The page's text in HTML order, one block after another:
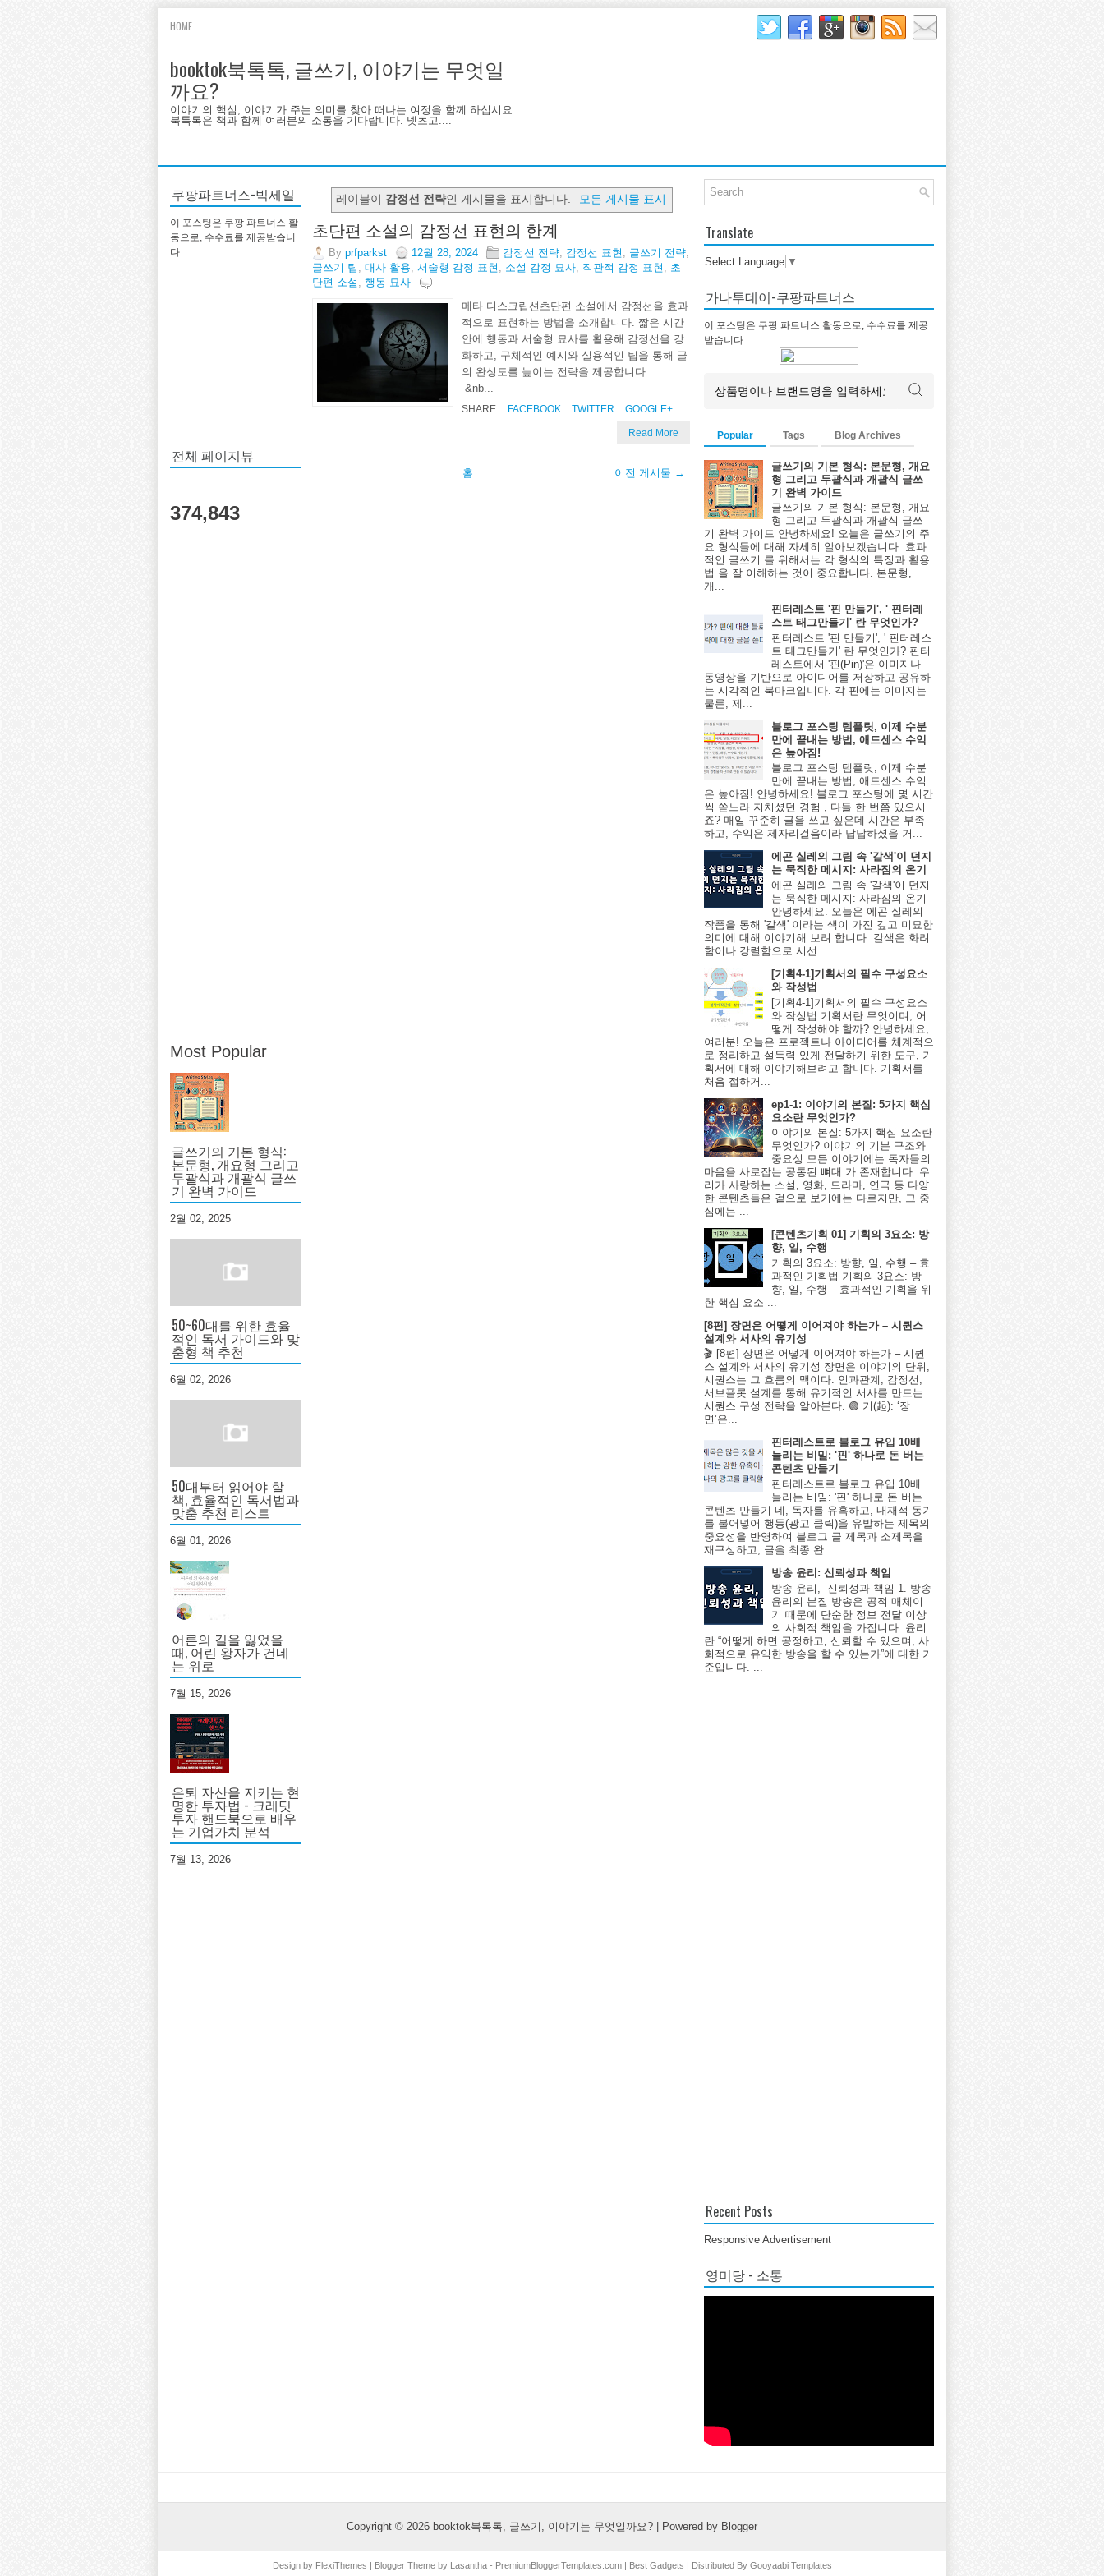
HOME
booktok북톡톡, 글쓰기, 이야기는 무엇일
까요?
이야기의 핵심, 이야기가 주는 의미를 찾아 떠나는 여정을 함께 하십시요.
북톡톡은 책과 함께 여러분의 소통을 기다랍니다. 넷츠고....
쿠팡파트너스-빅세일
이 포스팅은 쿠팡 파트너스 활
동으로, 수수료를 제공받습니
다
전체 페이지뷰
374,843
Most Popular
글쓰기의 기본 형식:
본문형, 개요형 그리고
두괄식과 개괄식 글쓰
기 완벽 가이드
2월 02, 2025
50~60대를 위한 효율
적인 독서 가이드와 맞
춤형 책 추천
6월 02, 2026
50대부터 읽어야 할
책, 효율적인 독서법과
맞춤 추천 리스트
6월 01, 2026
어른의 길을 잃었을
때, 어린 왕자가 건네
는 위로
7월 15, 2026
은퇴 자산을 지키는 현
명한 투자법 - 크레딧
투자 핸드북으로 배우
는 기업가치 분석
7월 13, 2026
레이블이 감정선 전략인 게시물을 표시합니다. 모든 게시물 표시
초단편 소설의 감정선 표현의 한계
By prfparkst 12월 28, 2024 감정선 전략 감정선 표현 글쓰기 전략
글쓰기 팁
대사 활용 서술형 감정 표현 소설 감정 묘사 직관적 감정 표현
초
단편 소설
행동 묘사
메타 디스크립션초단편 소설에서 감정선을 효과
적으로 표현하는 방법을 소개합니다. 짧은 시간
안에 행동과 서술형 묘사를 활용해 감정선을 강
화하고, 구체적인 예시와 실용적인 팁을 통해 글
의 완성도를 높이는 전략을 제공합니다.
&nb...
SHARE: FACEBOOK TWITTER GOOGLE+
Read More
이전 게시물 →
홈
Translate
Select Language ▼
가나투데이-쿠팡파트너스
이 포스팅은 쿠팡 파트너스 활동으로, 수수료를 제공
받습니다
Popular Tags Blog Archives
글쓰기의 기본 형식: 본문형, 개요
형 그리고 두괄식과 개괄식 글쓰
기 완벽 가이드
글쓰기의 기본 형식: 본문형, 개요
형 그리고 두괄식과 개괄식 글쓰
기 완벽 가이드 안녕하세요! 오늘은 글쓰기의 주
요 형식들에 대해 자세히 알아보겠습니다. 효과
적인 글쓰기 를 위해서는 각 형식의 특징과 활용
법 을 잘 이해하는 것이 중요합니다. 본문형,
개...
핀터레스트 '핀 만들기', ' 핀터레
스트 태그만들기' 란 무엇인가?
핀터레스트 '핀 만들기', ' 핀터레스
트 태그만들기' 란 무엇인가? 핀터
레스트에서 '핀(Pin)'은 이미지나
동영상을 기반으로 아이디어를 저장하고 공유하
는 시각적인 북마크입니다. 각 핀에는 이미지는
물론, 제...
블로그 포스팅 템플릿, 이제 수분
만에 끝내는 방법, 애드센스 수익
은 높아짐!
블로그 포스팅 템플릿, 이제 수분
만에 끝내는 방법, 애드센스 수익
은 높아짐! 안녕하세요! 블로그 포스팅에 몇 시간
씩 쏟느라 지치셨던 경험 , 다들 한 번쯤 있으시
죠? 매일 꾸준히 글을 쓰고 싶은데 시간은 부족
하고, 수익은 제자리걸음이라 답답하셨을 거...
에곤 실레의 그림 속 '갈색'이 던지
는 묵직한 메시지: 사라짐의 온기
에곤 실레의 그림 속 '갈색'이 던지
는 묵직한 메시지: 사라짐의 온기
안녕하세요. 오늘은 에곤 실레의
작품을 통해 '갈색' 이라는 색이 가진 깊고 미묘한
의미에 대해 이야기해 보려 합니다. 갈색은 화려
함이나 강렬함으로 시선...
[기획4-1]기획서의 필수 구성요소
와 작성법
[기획4-1]기획서의 필수 구성요소
와 작성법 기획서란 무엇이며, 어
떻게 작성해야 할까? 안녕하세요,
여러분! 오늘은 프로젝트나 아이디어를 체계적으
로 정리하고 설득력 있게 전달하기 위한 도구, 기
획서에 대해 이야기해보려고 합니다. 기획서를
처음 접하거...
ep1-1: 이야기의 본질: 5가지 핵심
요소란 무엇인가?
이야기의 본질: 5가지 핵심 요소란
무엇인가? 이야기의 기본 구조와
중요성 모든 이야기에는 독자들의
마음을 사로잡는 공통된 뼈대 가 존재합니다. 우
리가 사랑하는 소설, 영화, 드라마, 연극 등 다양
한 콘텐츠들은 겉으로 보기에는 다르지만, 그 중
심에는 ...
[콘텐츠기획 01] 기획의 3요소: 방
향, 일, 수행
기획의 3요소: 방향, 일, 수행 – 효
과적인 기획법 기획의 3요소: 방
향, 일, 수행 – 효과적인 기획을 위
한 핵심 요소 ...
[8편] 장면은 어떻게 이어져야 하는가 – 시퀀스
설계와 서사의 유기성
🎬 [8편] 장면은 어떻게 이어져야 하는가 – 시퀀
스 설계와 서사의 유기성 장면은 이야기의 단위,
시퀀스는 그 흐름의 맥이다. 인과관계, 감정선,
서브플롯 설계를 통해 유기적인 서사를 만드는
시퀀스 구성 전략을 알아본다. 🟢 기(起): ‘장
면’은...
핀터레스트로 블로그 유입 10배
늘리는 비밀: '핀' 하나로 돈 버는
콘텐츠 만들기
핀터레스트로 블로그 유입 10배
늘리는 비밀: '핀' 하나로 돈 버는
콘텐츠 만들기 네, 독자를 유혹하고, 내재적 동기
를 불어넣어 행동(광고 클릭)을 유발하는 제목의
중요성을 반영하여 블로그 글 제목과 소제목을
재구성하고, 글을 최종 완...
방송 윤리: 신뢰성과 책임
방송 윤리, 신뢰성과 책임 1. 방송
윤리의 본질 방송은 공적 매체이
기 때문에 단순한 정보 전달 이상
의 사회적 책임을 가집니다. 윤리
란 “어떻게 하면 공정하고, 신뢰할 수 있으며, 사
회적으로 유익한 방송을 할 수 있는가”에 대한 기
준입니다. ...
Recent Posts
Responsive Advertisement
영미당 - 소통
Copyright © 2026 booktok북톡톡, 글쓰기, 이야기는 무엇일까요? | Powered by Blogger
Design by FlexiThemes | Blogger Theme by Lasantha- PremiumBloggerTemplates.com| Best Gadgets | Distributed By Gooyaabi Templates